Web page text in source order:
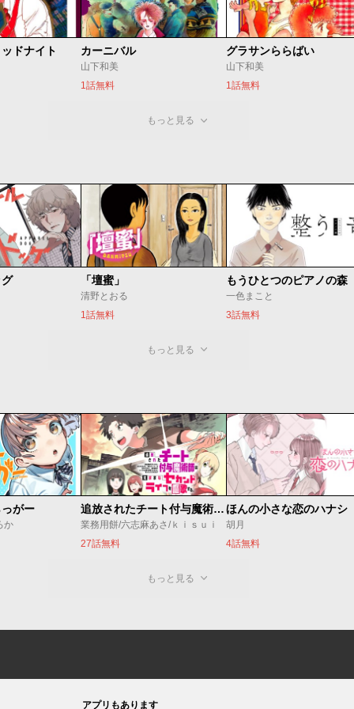
ドナイト カーニバル
山下和美
1話無料
グラサンららばい
山下和美
1話無料
もっと見る
「壇蜜」
清野とおる
1話無料
一色まこと
3話無料
もっと見る
がー
か
追放されたチート付与魔術師は気ままなセカンドライフを謳歌する。 ～俺は武器だけじゃなく、あらゆるものに『強化ポイント』を付与できるし、俺の意思でいつでも効果を解除できるけど、残った人たち大丈夫？～
業務用餅/六志麻あさ/ｋｉｓｕｉ
27話無料
ほんの小さな恋のハナシ
胡月
4話無料
もっと見る
アプリもあります